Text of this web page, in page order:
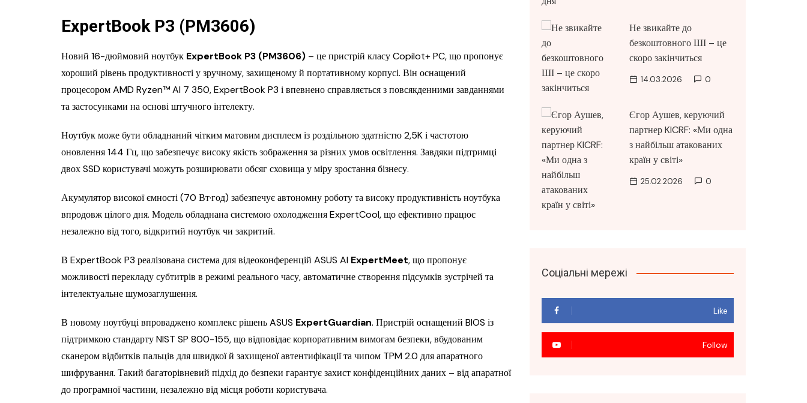
ExpertBook P3 (PM3606)
Новий 16-дюймовий ноутбук ExpertBook P3 (PM3606) – це пристрій класу Copilot+ PC, що пропонує
хороший рівень продуктивності у зручному, захищеному й портативному корпусі. Він оснащений
процесором AMD Ryzen™ AI 7 350, ExpertBook P3 і впевнено справляється з повсякденними завданнями
та застосунками на основі штучного інтелекту.
Ноутбук може бути обладнаний чітким матовим дисплеєм із роздільною здатністю 2,5K і частотою
оновлення 144 Гц, що забезпечує високу якість зображення за різних умов освітлення. Завдяки підтримці
двох SSD користувачі можуть розширювати обсяг сховища у міру зростання бізнесу.
Акумулятор високої ємності (70 Вт·год) забезпечує автономну роботу та високу продуктивність ноутбука
впродовж цілого дня. Модель обладнана системою охолодження ExpertCool, що ефективно працює
незалежно від того, відкритий ноутбук чи закритий.
В ExpertBook P3 реалізована система для відеоконференцій ASUS AI ExpertMeet, що пропонує
можливості перекладу субтитрів в режимі реального часу, автоматичне створення підсумків зустрічей та
інтелектуальне шумозаглушення.
В новому ноутбуці впроваджено комплекс рішень ASUS ExpertGuardian. Пристрій оснащений BIOS із
підтримкою стандарту NIST SP 800-155, що відповідає корпоративним вимогам безпеки, вбудованим
сканером відбитків пальців для швидкої й захищеної автентифікації та чипом TPM 2.0 для апаратного
шифрування. Такий багаторівневий підхід до безпеки гарантує захист конфіденційних даних – від апаратної
до програмної частини, незалежно від місця роботи користувача.
Не звикайте до
безкоштовного ШІ – це
скоро закінчиться
14.03.2026 0
Єгор Аушев, керуючий
партнер KICRF: «Ми одна
з найбільш атакованих
країн у світі»
25.02.2026 0
Соціальні мережі
Like
Follow